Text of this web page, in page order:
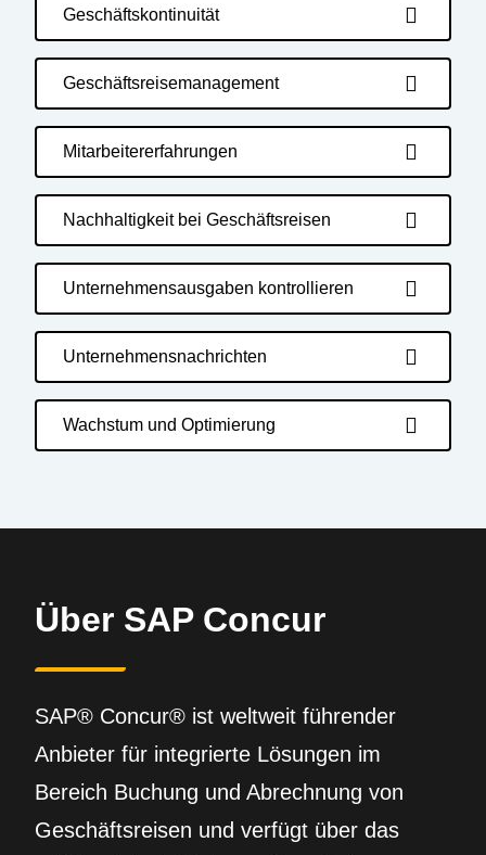
Geschäftskontinuität
Geschäftsreisemanagement
Mitarbeitererfahrungen
Nachhaltigkeit bei Geschäftsreisen
Unternehmensausgaben kontrollieren
Unternehmensnachrichten
Wachstum und Optimierung
Über SAP Concur
SAP® Concur® ist weltweit führender
Anbieter für integrierte Lösungen im
Bereich Buchung und Abrechnung von
Geschäftsreisen und verfügt über das